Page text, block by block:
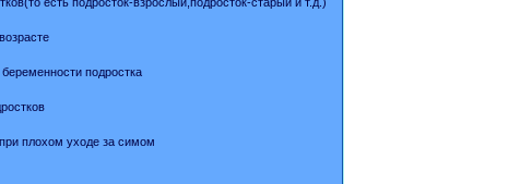
подростка
плохом уходе за симом